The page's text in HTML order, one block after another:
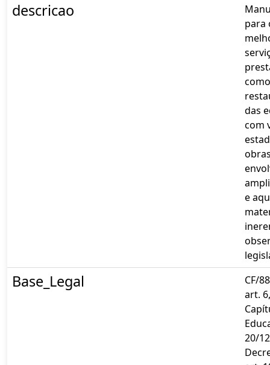
descricao
para
como
das
com
e
Base_Legal
CF/
art.
20/